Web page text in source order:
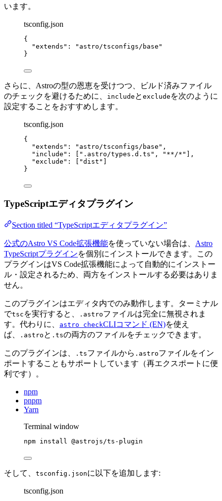
います。
tsconfig.json
{
"extends" : " astro/tsconfigs/base "
}
さらに、Astroの型の恩恵を受けつつ、ビルド済みファイル
のチェックを避けるために、
include と exclude を次のように
設定することをおすすめします。
tsconfig.json
{
"extends" : " astro/tsconfigs/base " ,
"include" : [ " .astro/types.d.ts " , " **/* "
],
"exclude" : [ "dist "
}
TypeScriptエディタプラグイン
Section titled “TypeScriptエディタプラグイン”
公式のAstro VS Code拡張機能を使っていない場合は、 Astro
TypeScriptプラグインを個別にインストールできます。この
プラグインはVS Code拡張機能によって自動的にインストー
ル・設定されるため、両方をインストールする必要はありま
せん。
このプラグインはエディタ内でのみ動作します。ターミナル
でtsc を実行すると、 .astroファイルは完全に無視されま
す。代わりに、
astro checkCLIコマンド (EN)を使え
ば、
.astro と .tsの両方のファイルをチェックできます。
このプラグインは、 .tsファイルから .astroファイルをイン
ポートすることもサポートしています（再エクスポートに便
利です）。
npm
pnpm
Yarn
Terminal window
npm install @astrojs/ts-plugin
そして、 tsconfig.jsonに以下を追加します:
tsconfig.json